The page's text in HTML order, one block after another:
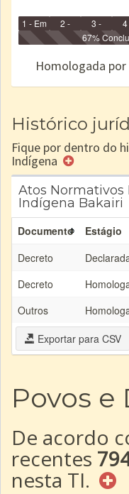
1 - Em
Identificação
2 -
Identificada
3 -
Declarada
67%
Homologada por
Histórico
Fique por dentro do
Indígena
Atos Normativos
Indígena Bakairi
Documento Estágio
Decreto
Decreto
Outros
Exportar para CSV
Povos
De acordo
recentes
nesta TI.